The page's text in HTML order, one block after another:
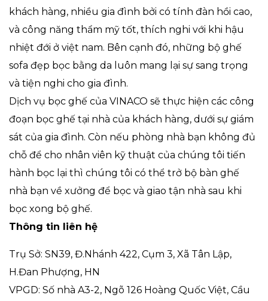
khách hàng, nhiều gia đình bởi có tính đàn hồi cao,
và công năng thẩm mỹ tốt, thích nghi với khi hậu
nhiệt đới ở việt nam. Bên cạnh đó, những bộ ghế
sofa đẹp bọc bằng da luôn mang lại sự sang trọng
và tiện nghi cho gia đình.
Dịch vụ bọc ghế của VINACO sẽ thực hiện các công
đoạn bọc ghế tại nhà của khách hàng, dưới sự giám
sát của gia đình. Còn nếu phòng nhà bạn không đủ
chỗ để cho nhân viên kỹ thuật của chúng tôi tiến
hành bọc lại thì chúng tôi có thể trở bộ bàn ghế
nhà bạn về xưởng để bọc và giao tận nhà sau khi
bọc xong bộ ghế.
Thông tin liên hệ
Trụ Sở: SN39, Đ.Nhánh 422, Cụm 3, Xã Tân Lập,
H.Đan Phượng, HN
VPGD: Số nhà A3-2, Ngõ 126 Hoàng Quốc Việt, Cầu